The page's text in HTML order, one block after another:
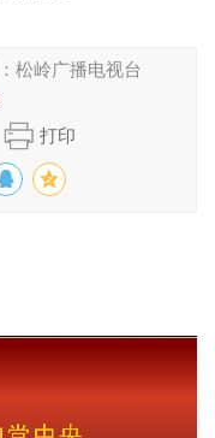
松岭广播电视台
打印